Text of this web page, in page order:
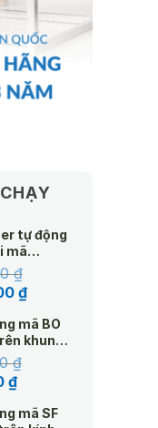
tự động
mã
₫
₫.
₫Giá
tại
là:
mã BO
khung
màu kem
₫
₫Giá
tại
mã SF